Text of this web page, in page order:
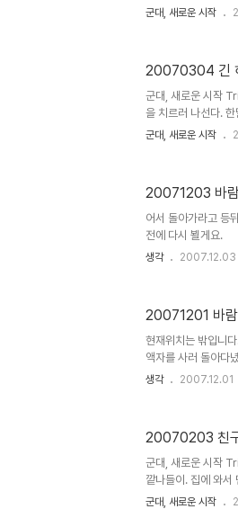
나 싶게 흩뿌리는 때
서 커피 한 잔. 친구
야기들. 매번 생각에
군대, 새로운 시작
20070304 긴
군대, 새로운 시작
을 치르러 나선다.
을 걷는다. 다들 시
른다. 몇번을 훑어본
흑판과 교탁. 이상하
군대, 새로운 시작
20071203 바
어서 돌아가라고 등
전에 다시 뵐게요.
생각 2007.12.03
20071201 바람
현재위치는 밖입니
액자를 사러 돌아다
주말이군요. 반갑습
생각 2007.12.01
20070203 친
군대, 새로운 시작
깥나들이. 집에 와서
날 때마다 적어놓은
군대, 새로운 시작